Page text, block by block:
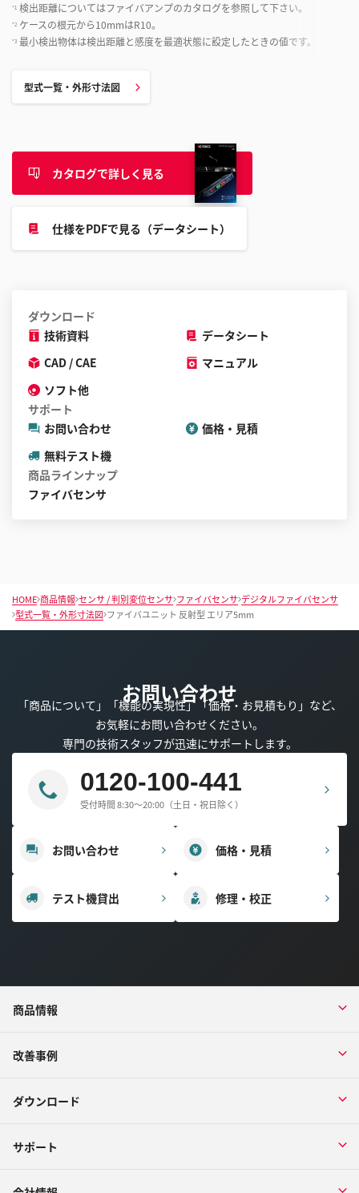
*1 検出距離についてはファイバアンプのカタログを参照して下さい。
*2 ケースの根元から10mmはR10。
*3 最小検出物体は検出距離と感度を最適状態に設定したときの値です。
型式一覧・外形寸法図
カタログで詳しく見る
仕様をPDFで見る（データシート）
ダウンロード
技術資料
データシート
CAD / CAE
マニュアル
ソフト他
サポート
お問い合わせ
価格・見積
無料テスト機
商品ラインナップ
ファイバセンサ
HOME 商品情報 センサ / 判別変位センサ ファイバセンサ デジタルファイバセンサ
型式一覧・外形寸法図 ファイバユニット 反射型 エリア5mm
お問い合わせ
「商品について」「機能の実現性」「価格・お見積もり」など、
お気軽にお問い合わせください。
専門の技術スタッフが迅速にサポートします。
0120-100-441
受付時間 8:30～20:00（土日・祝日除く）
お問い合わせ 価格・見積
テスト機貸出 修理・校正
商品情報
改善事例
ダウンロード
サポート